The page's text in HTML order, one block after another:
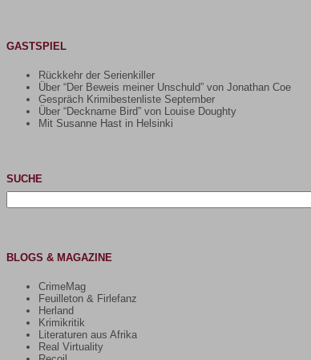
GASTSPIEL
Rückkehr der Serienkiller
Über “Der Beweis meiner Unschuld” von Jonathan Coe
Gespräch Krimibestenliste September
Über “Deckname Bird” von Louise Doughty
Mit Susanne Hast in Helsinki
SUCHE
Suchen
nach:
BLOGS & MAGAZINE
CrimeMag
Feuilleton & Firlefanz
Herland
Krimikritik
Literaturen aus Afrika
Real Virtuality